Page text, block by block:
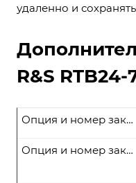
удаленно и
R&S RTB24-
Опция и номер заказа
Опция и номер заказа